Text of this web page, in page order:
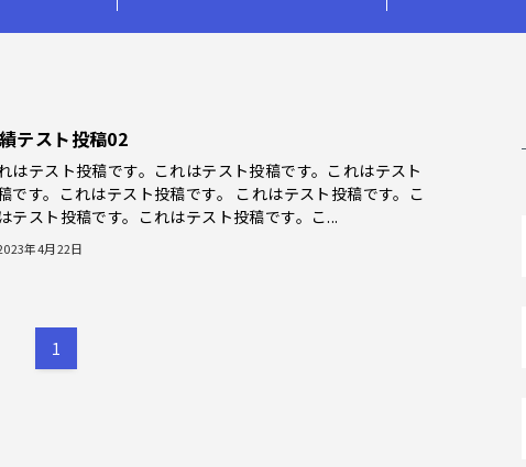
テスト投稿02
はテスト投稿です。これはテスト投稿です。これはテスト
です。これはテスト投稿です。 これはテスト投稿です。こ
テスト投稿です。これはテスト投稿です。こ...
年4月22日
1